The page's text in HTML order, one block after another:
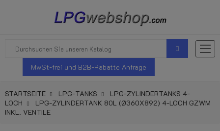
MwSt-frei und B2B-Rabatte Anfrage
STARTSEITE LPG-TANKS
LPG-ZYLINDERTANKS 4-
LOCH
LPG-ZYLINDERTANK 80L (Ø360X892) 4-LOCH GZWM
INKL. VENTILE